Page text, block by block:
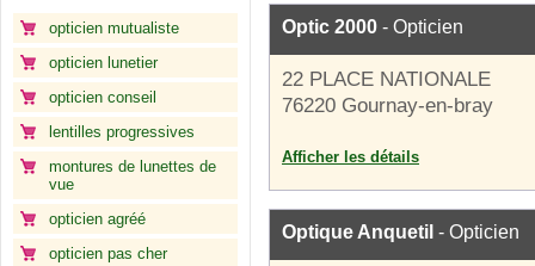
opticien mutualiste
opticien lunetier
opticien conseil
lentilles progressives
montures de lunettes de
vue
opticien agréé
opticien pas cher
Optic 2000 - Opticien
22 PLACE NATIONALE
76220 Gournay-en-bray
Afficher les détails
Optique Anquetil - Opticien